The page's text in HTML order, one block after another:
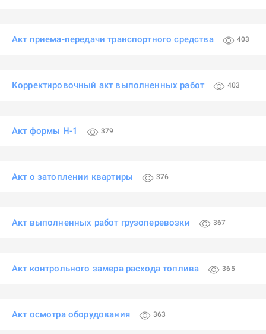
Акт приема-передачи транспортного средства 403
Корректировочный акт выполненных работ 403
Акт формы Н-1 379
Акт о затоплении квартиры 376
Акт выполненных работ грузоперевозки 367
Акт контрольного замера расхода топлива 365
Акт осмотра оборудования 363